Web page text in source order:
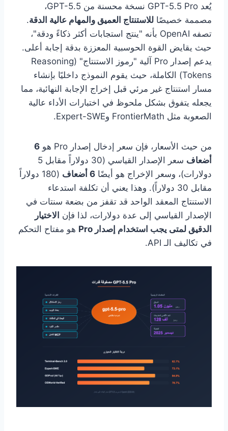
يُعد GPT-5.5 Pro نسخة محسنة من GPT-5.5،
مصممة خصيصًا للاستنتاج العميق والمهام عالية الدقة.
تصفه OpenAI بأنه "ينتج استجابات أكثر ذكاءً ودقة"،
حيث يقايض القوة الحوسبية المعززة بدقة إجابة أعلى.
يدعم إصدار Pro آلية "رموز الاستنتاج" (Reasoning
Tokens) الكاملة، حيث يقوم النموذج داخليًا بإنشاء
مسار استنتاج غير مرئي قبل إخراج الإجابة النهائية، مما
يجعله يتفوق بشكل ملحوظ في اختبارات الأداء عالية
الصعوبة مثل FrontierMath وExpert-SWE.
من حيث الأسعار، فإن سعر إدخال إصدار Pro هو
6
أضعاف
سعر الإصدار القياسي (30 دولاراً مقابل 5
دولارات)، وسعر الإخراج هو أيضًا 6 أضعاف
(180 دولاراً
مقابل 30 دولاراً). وهذا يعني أن تكلفة استدعاء
الاستنتاج المعقد الواحد قد تقفز من بضعة سنتات في
الإصدار القياسي إلى عدة دولارات، لذا فإن الاختيار
الدقيق لمتى يجب استخدام إصدار Pro
هو مفتاح التحكم
في تكاليف الـ API.